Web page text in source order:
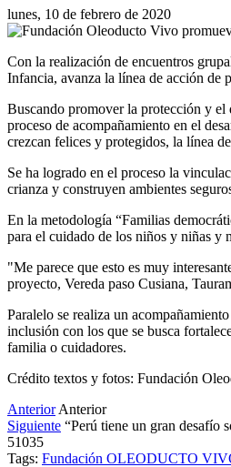
lunes, 10 de febrero de 2020
Con la realización de encuentros
Infancia, avanza la línea de acción
Buscando promover la protección y el
proceso de acompañamiento en el
crezcan felices y protegidos, la línea
Se ha logrado en el proceso la
crianza y construyen ambientes
En la metodología “Familias
para el cuidado de los niños y niñas y
"Me parece que esto es muy
proyecto, Vereda paso Cusiana,
Paralelo se realiza un
inclusión con los que se busca
familia o cuidadores.
Crédito textos y fotos: Fundación
Anterior Anterior
Siguiente “Perú tiene un gran desafío
51035
Tags: Fundación OLEODUCTO